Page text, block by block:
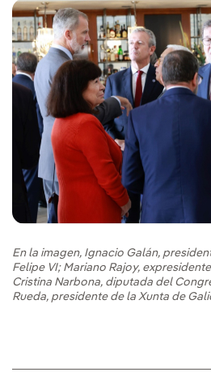
En la imagen, Ignacio Galán,
Felipe VI; Mariano Rajoy,
Cristina Narbona, diputada del
Rueda, presidente de la Xunta de